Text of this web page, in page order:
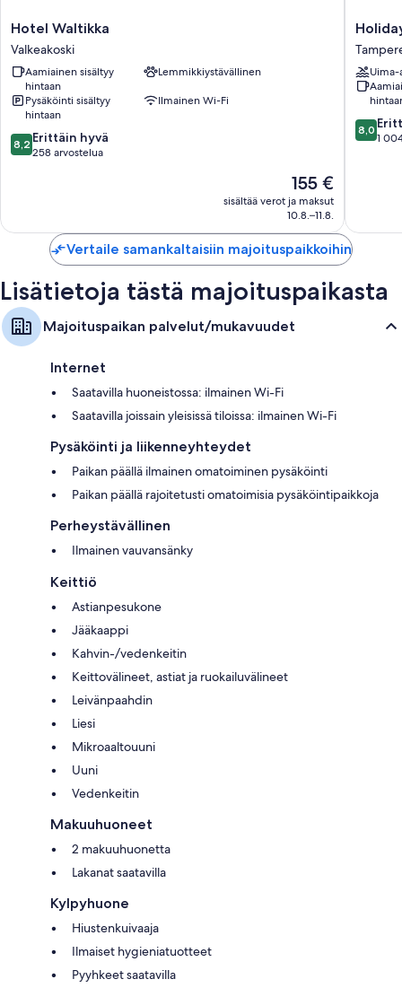
Hotel
Waltikka
Valkeakoski
Hotel Waltikka
Valkeakoski
Aamiainen sisältyy
hintaan
Lemmikkiystävällinen
Pysäköinti sisältyy
hintaan
Ilmainen Wi-Fi
8.2
kautta
arvostelua
8,2 Erittäin hyvä
258 arvostelua
Hinta
on
155 €
155 €
sisältää verot ja maksut
10.8.–11.8.
Holiday
Club
Uima-
8.0
kautta
8,0
1
Vertaile samankaltaisiin majoituspaikkoihin
Lisätietoja tästä majoituspaikasta
Majoituspaikan palvelut/mukavuudet
Internet
Saatavilla huoneistossa: ilmainen Wi-Fi
Saatavilla joissain yleisissä tiloissa: ilmainen Wi-Fi
Pysäköinti ja liikenneyhteydet
Paikan päällä ilmainen omatoiminen pysäköinti
Paikan päällä rajoitetusti omatoimisia pysäköintipaikkoja
Perheystävällinen
Ilmainen vauvansänky
Keittiö
Astianpesukone
Jääkaappi
Kahvin-/vedenkeitin
Keittovälineet, astiat ja ruokailuvälineet
Leivänpaahdin
Liesi
Mikroaaltouuni
Uuni
Vedenkeitin
Makuuhuoneet
2 makuuhuonetta
Lakanat saatavilla
Kylpyhuone
Hiustenkuivaaja
Ilmaiset hygieniatuotteet
Pyyhkeet saatavilla